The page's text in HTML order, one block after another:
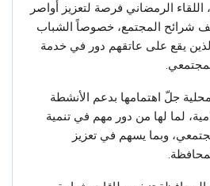
الرمضاني فرصة لتعزيز أواصر
شرائح المجتمع، خصوصاً الشباب
يقع على عاتقهم دور في خدمة
جلّ اهتمامها بدعم الأنشطة
لما لها من دور مهم في تنمية
وبما يسهم في تعزيز